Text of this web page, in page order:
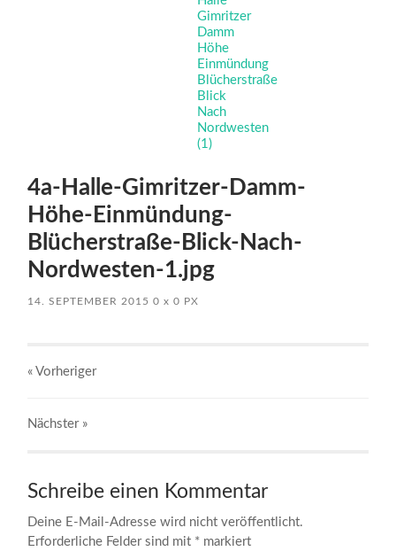
4a-Halle-Gimritzer-Damm-
Höhe-Einmündung-
Blücherstraße-Blick-Nach-
Nordwesten-1.jpg
14. SEPTEMBER 2015 0x 0 PX
« Vorheriger
Nächster »
Schreibe einen Kommentar
Deine E-Mail-Adresse wird nicht veröffentlicht.
Erforderliche Felder sind mit * markiert